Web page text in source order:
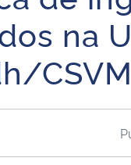
Gabinete de
Institucional
na